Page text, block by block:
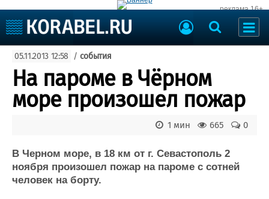
реклама 16+
Судоходство
Судоремонт
События
Порты
Рыболовство
Еще
Судостроение
05.11.2013 12:58 / события
На пароме в Чёрном
море произошел пожар
0
665
1 мин
В Черном море, в 18 км от г. Севастополь 2
ноября произошел пожар на пароме с сотней
человек на борту.